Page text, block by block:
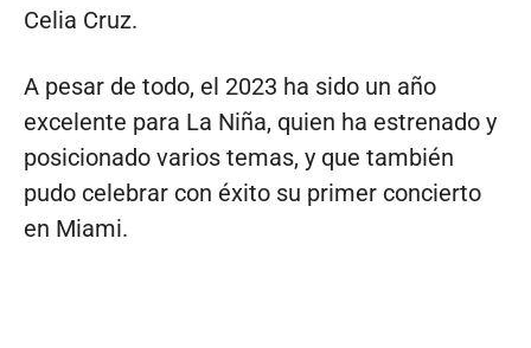
Celia Cruz.
A pesar de todo, el 2023 ha sido un año
excelente para La Niña, quien ha estrenado y
posicionado varios temas, y que también
pudo celebrar con éxito su primer concierto
en Miami.